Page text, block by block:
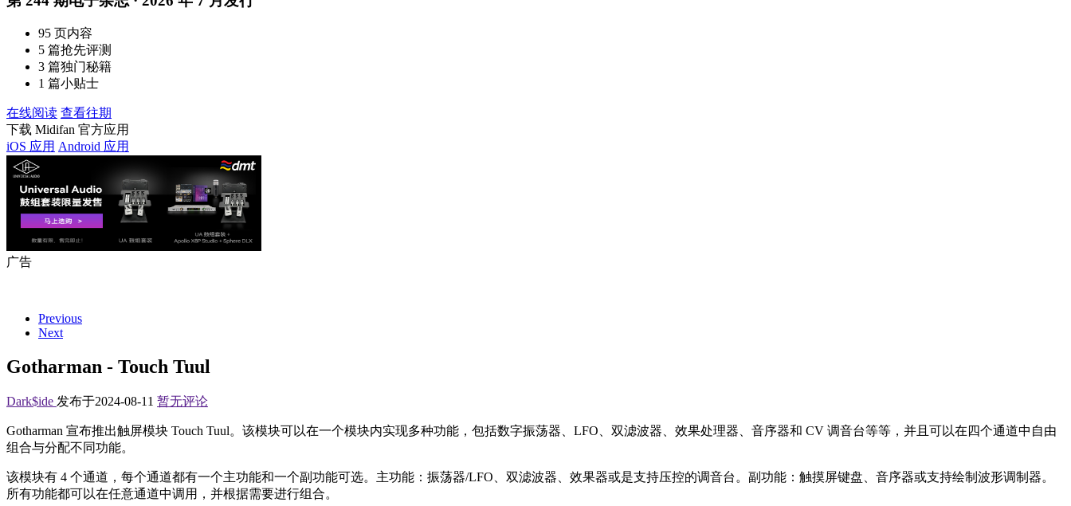
95 页内容
5 篇抢先评测
3 篇独门秘籍
1 篇小贴士
在线阅读 查看往期
下载 Midifan 官方应用
iOS 应用 Android 应用
广告
Previous
Next
Gotharman - Touch Tuul
Dark$ide 发布于2024-08-11 暂无评论
Gotharman 宣布推出触屏模块 Touch Tuul。该模块可以在一个模块内实现多种功能，包括数字振荡器、LFO、双滤波器、效果处理器、音序器和 CV 调音台等等，并且可以在四个通道中自由
组合与分配不同功能。
该模块有 4 个通道，每个通道都有一个主功能和一个副功能可选。主功能：振荡器/LFO、双滤波器、效果器或是支持压控的调音台。副功能：触摸屏键盘、音序器或支持绘制波形调制器。
所有功能都可以在任意通道中调用，并根据需要进行组合。